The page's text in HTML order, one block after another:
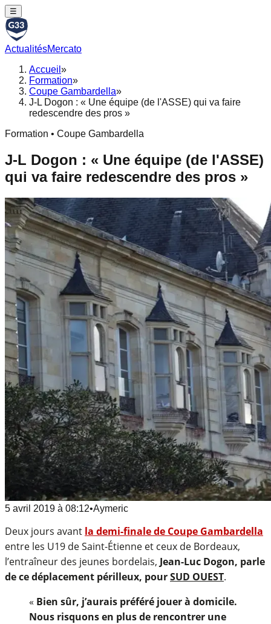
☰
ActualitésMercato
Accueil »
Formation»
Coupe Gambardella»
J-L Dogon : « Une équipe (de l'ASSE) qui va faire
redescendre des pros »
Formation • Coupe Gambardella
J-L Dogon : « Une équipe (de l'ASSE)
qui va faire redescendre des pros »
5 avril 2019 à 08:12•Aymeric
Deux jours avant la demi-finale de Coupe Gambardella
entre les U19 de Saint-Étienne et ceux de Bordeaux,
l’entraîneur des jeunes bordelais, Jean-Luc Dogon, parle
de ce déplacement périlleux, pourSUD OUEST.
« Bien sûr, j’aurais préféré jouer à domicile.
Nous risquons en plus de rencontrer une